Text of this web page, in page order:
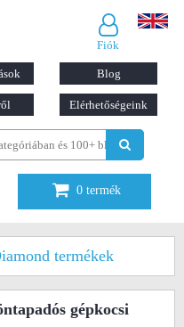
Fiók
Blog
Elérhetőségeink
0 termék
termékek
gépkocsi